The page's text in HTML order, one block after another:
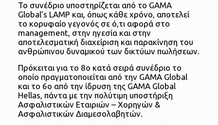
Το συνέδριο υποστηρίζεται από το GAMA
Global’s LAMP και, όπως κάθε χρόνο, αποτελεί
το κορυφαίο γεγονός σε ό,τι αφορά στο
management, στην ηγεσία και στην
αποτελεσματική διαχείριση και παρακίνηση του
ανθρώπινου δυναμικού των δικτύων πωλήσεων.
Πρόκειται για το 8ο κατά σειρά συνέδριο το
οποίο πραγματοποιείται από την GAMA Global
και το 6ο από την ίδρυση της GAMA Global
Hellas, πάντα με την πολύτιμη υποστήριξη
Ασφαλιστικών Εταιριών – Χορηγών &
Ασφαλιστικών Διαμεσολαβητών.